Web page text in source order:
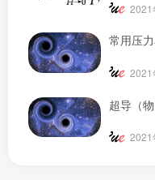
2021
常用压
2021
超导（物
2021